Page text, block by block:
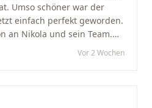
Umso schöner war der
einfach perfekt geworden.
an Nikola und sein Team.
wir jedes Mal
wirklich am Herzen liegen.
Vor 2 Wochen